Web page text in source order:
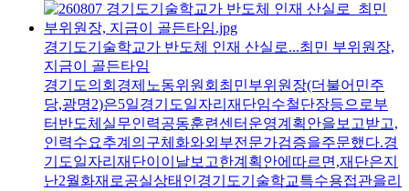
경기도기술학교가 반도체 인재 산실로...최민 부위원장,
지금이 골든타임
경기도의회경제노동위원회최민부위원장(더불어민주
당,광명2)은5일경기도일자리재단임수철단장등으로부
터반도체실무인력공동훈련센터운영계획안을보고받고,
인력수요추계의구체화와외부전문가검증을주문했다.경
기도일자리재단이이날보고한계획안에따르면,재단은지
난2월화재로공실상태인경기도기술학교특수용접관을리